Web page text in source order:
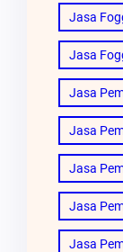
Jasa
Jasa
Jasa
Jasa
Jasa
Jasa
Jasa